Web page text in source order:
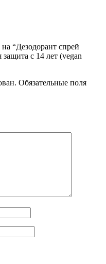
“Дезодорант спрей
с 14 лет (vegan
Обязательные поля